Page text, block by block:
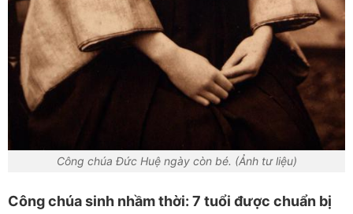
Công chúa Đức Huệ ngày còn bé. (Ảnh tư liệu)
Công chúa sinh nhầm thời: 7 tuổi được chuẩn bị